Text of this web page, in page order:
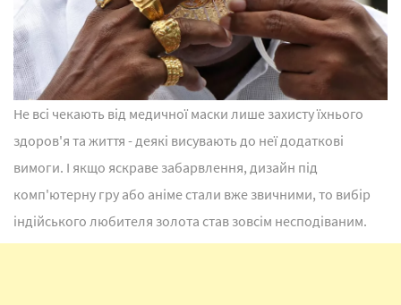
Не всі чекають від медичної маски лише захисту їхнього
здоров'я та життя - деякі висувають до неї додаткові
вимоги. І якщо яскраве забарвлення, дизайн під
комп'ютерну гру або аніме стали вже звичними, то вибір
індійського любителя золота став зовсім несподіваним.